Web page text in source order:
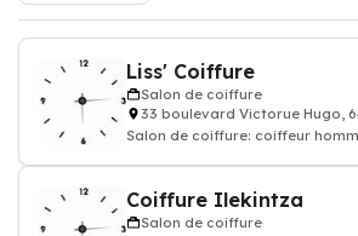
Liss' Coiffure
Salon de coiffure
33 boulevard Victorue Hugo,
Salon de coiffure: coiffeur
Coiffure Ilekintza
Salon de coiffure